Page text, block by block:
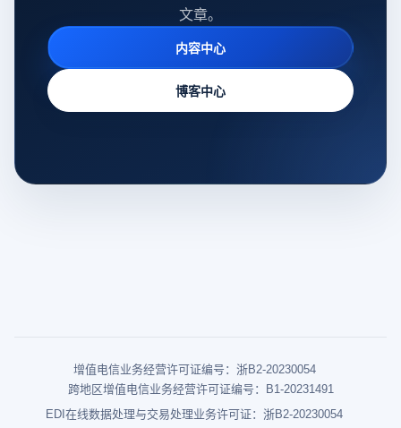
文章。
内容中心
博客中心
增值电信业务经营许可证编号：浙B2-20230054
跨地区增值电信业务经营许可证编号：B1-20231491
EDI在线数据处理与交易处理业务许可证：浙B2-20230054